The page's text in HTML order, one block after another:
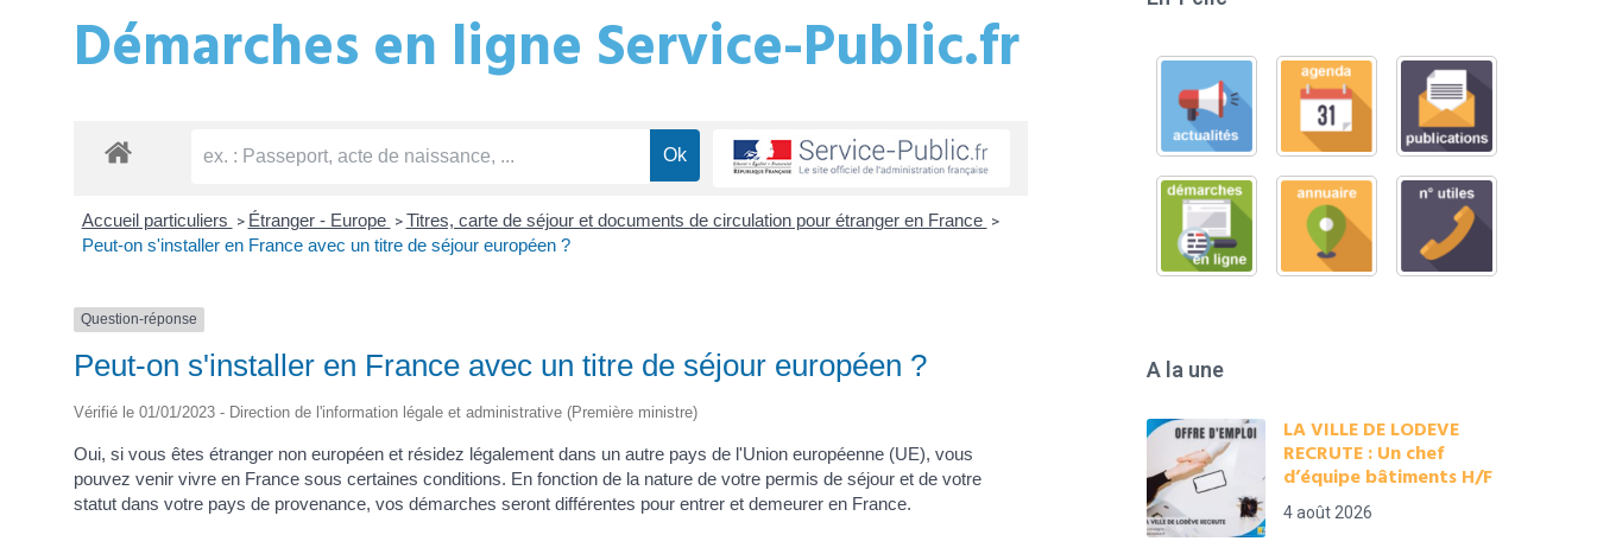
Démarches en ligne Service-Public.fr
Accueil particuliers > Étranger - Europe > Titres, carte de séjour et documents de circulation pour étranger en France >
Peut-on s'installer en France avec un titre de séjour européen ?
Question-réponse
Peut-on s'installer en France avec un titre de séjour européen ?
Vérifié le 01/01/2023 - Direction de l'information légale et administrative (Première ministre)
Oui, si vous êtes étranger non européen et résidez légalement dans un autre pays de l'Union européenne (UE), vous
pouvez venir vivre en France sous certaines conditions. En fonction de la nature de votre permis de séjour et de votre
statut dans votre pays de provenance, vos démarches seront différentes pour entrer et demeurer en France.
A la une
LA VILLE DE LODEVE
RECRUTE : Un chef
d’équipe bâtiments H/F
4 août 2026